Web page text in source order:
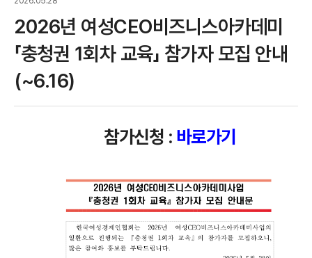
2026년 여성CEO비즈니스아카데미
「충청권 1회차 교육」 참가자 모집 안내
(~6.16)
참가신청 : 바로가기